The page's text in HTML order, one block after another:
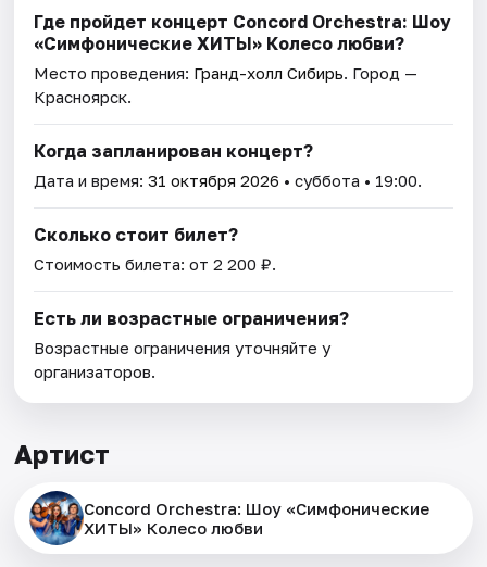
Где пройдет концерт Concord Orchestra: Шоу
«Симфонические ХИТЫ» Колесо любви?
Место проведения: Гранд-холл Сибирь. Город —
Красноярск.
Когда запланирован концерт?
Дата и время:31 октября 2026 • суббота • 19:00.
Сколько стоит билет?
Стоимость билета: от 2 200 ₽.
Есть ли возрастные ограничения?
Возрастные ограничения уточняйте у
организаторов.
Артист
Concord Orchestra: Шоу «Симфонические
ХИТЫ» Колесо любви